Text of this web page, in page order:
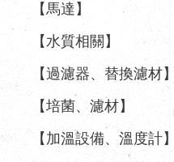
【馬達】
【水質相關】
【過濾器、替換濾材】
【培菌、濾材】
【加溫設備、溫度計】